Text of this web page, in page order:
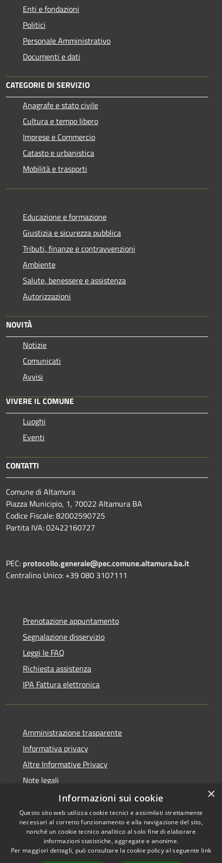
Enti e fondazioni
Politici
Personale Amministrativo
Documenti e dati
CATEGORIE DI SERVIZIO
Anagrafe e stato civile
Cultura e tempo libero
Imprese e Commercio
Catasto e urbanistica
Mobilità e trasporti
Educazione e formazione
Giustizia e sicurezza pubblica
Tributi, finanze e contravvenzioni
Ambiente
Salute, benessere e assistenza
Autorizzazioni
NOVITÀ
Notizie
Comunicati
Avvisi
VIVERE IL COMUNE
Luoghi
Eventi
CONTATTI
Comune di Altamura
Piazza Municipio, 1, 70022 Altamura BA
Codice Fiscale: 82002590725
Partita IVA: 02422160727
PEC: protocollo.generale@pec.comune.altamura.ba.it
Centralino Unico: +39 080 3107111
Prenotazione appuntamento
Segnalazione disservizio
Leggi le FAQ
Richiesta assistenza
IPA Fattura elettronica
Amministrazione trasparente
Informativa privacy
Altre Informative Privacy
Note legali
Dichiarazione di accessibilità
RSS
Accessibilità
Copyright © 2026 • Comune di
×
Informazioni sui cookie
Questo sito web utilizza cookie tecnici e assimilati strettamente
necessari al corretto funzionamento e alla navigazione del sito,
nonché un cookie tecnico analitico al solo fine di elaborare
informazioni statistiche, aggregate e anonime.
Per maggiori dettagli, può consultare la cookie policy al seguente link